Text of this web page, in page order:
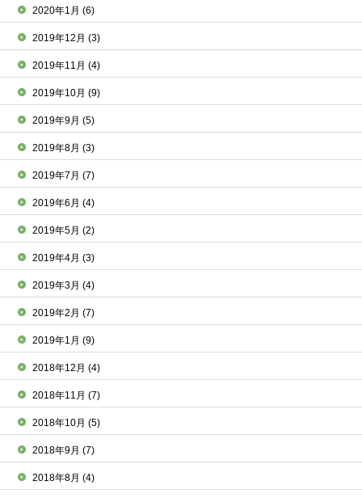
2020年1月(6)
2019年12月(3)
2019年11月(4)
2019年10月(9)
2019年9月(5)
2019年8月(3)
2019年7月(7)
2019年6月(4)
2019年5月(2)
2019年4月(3)
2019年3月(4)
2019年2月(7)
2019年1月(9)
2018年12月(4)
2018年11月(7)
2018年10月(5)
2018年9月(7)
2018年8月(4)